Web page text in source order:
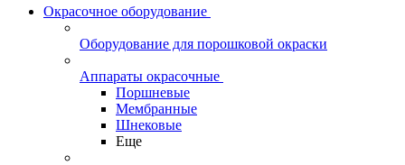
Окрасочное оборудование
Оборудование для порошковой окраски
Аппараты окрасочные
Поршневые
Мембранные
Шнековые
Еще